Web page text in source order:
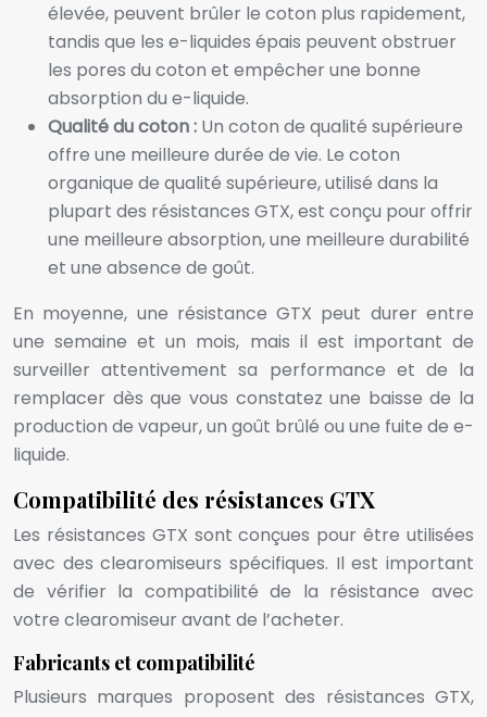
élevée, peuvent brûler le coton plus rapidement,
tandis que les e-liquides épais peuvent obstruer
les pores du coton et empêcher une bonne
absorption du e-liquide.
Qualité du coton : Un coton de qualité supérieure
offre une meilleure durée de vie. Le coton
organique de qualité supérieure, utilisé dans la
plupart des résistances GTX, est conçu pour offrir
une meilleure absorption, une meilleure durabilité
et une absence de goût.
En moyenne, une résistance GTX peut durer entre
une semaine et un mois, mais il est important de
surveiller attentivement sa performance et de la
remplacer dès que vous constatez une baisse de la
production de vapeur, un goût brûlé ou une fuite de e-
liquide.
Compatibilité des résistances GTX
Les résistances GTX sont conçues pour être utilisées
avec des clearomiseurs spécifiques. Il est important
de vérifier la compatibilité de la résistance avec
votre clearomiseur avant de l’acheter.
Fabricants et compatibilité
Plusieurs marques proposent des résistances GTX,